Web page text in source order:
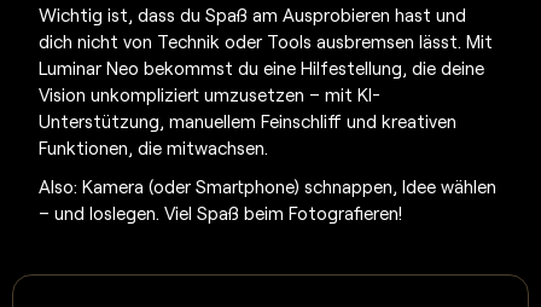
Wichtig ist, dass du Spaß am Ausprobieren hast und
dich nicht von Technik oder Tools ausbremsen lässt.Mit
Luminar Neo bekommst du eine Hilfestellung, die deine
Vision unkompliziert umzusetzen – mit KI-
Unterstützung, manuellem Feinschliff und kreativen
Funktionen, die mitwachsen.
Also: Kamera (oder Smartphone) schnappen, Idee wählen
– und loslegen. Viel Spaß beim Fotografieren!